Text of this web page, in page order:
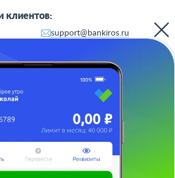
клиентов:
support@bankiros.ru
дом 17,
Отписаться
«cookie» файлы, для индивидуализации